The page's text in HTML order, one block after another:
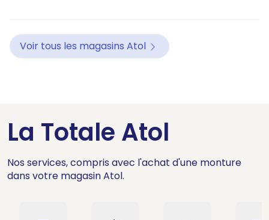
Voir tous les magasins Atol
La Totale Atol
Nos services, compris avec l'achat d'une monture
dans votre magasin Atol.